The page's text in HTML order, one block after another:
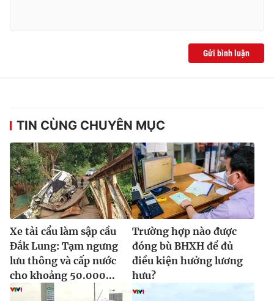
Gửi bình luận
TIN CÙNG CHUYÊN MỤC
Xe tải cẩu làm sập cầu
Đắk Lung: Tạm ngưng
lưu thông và cấp nước
cho khoảng 50.000...
Trường hợp nào được
đóng bù BHXH để đủ
điều kiện hưởng lương
hưu?